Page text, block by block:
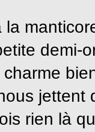
la
demi-
jettent
rien là